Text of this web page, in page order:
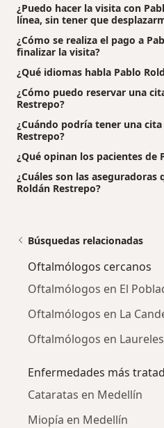
¿Puedo hacer la visita con
línea, sin tener que
¿Cómo se realiza el pago a
finalizar la visita?
¿Qué idiomas habla Pablo
¿Cómo puedo reservar una
Restrepo?
¿Cuándo podría tener una
Restrepo?
¿Qué opinan los pacientes de
¿Cuáles son las aseguradoras
Roldán Restrepo?
Búsquedas relacionadas
Oftalmólogos cercanos
Oftalmólogos en El
Oftalmólogos en La
Oftalmólogos en
Enfermedades más
Cataratas en Medellín
Miopía en Medellín